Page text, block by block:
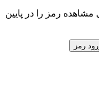
رمز را در پایین